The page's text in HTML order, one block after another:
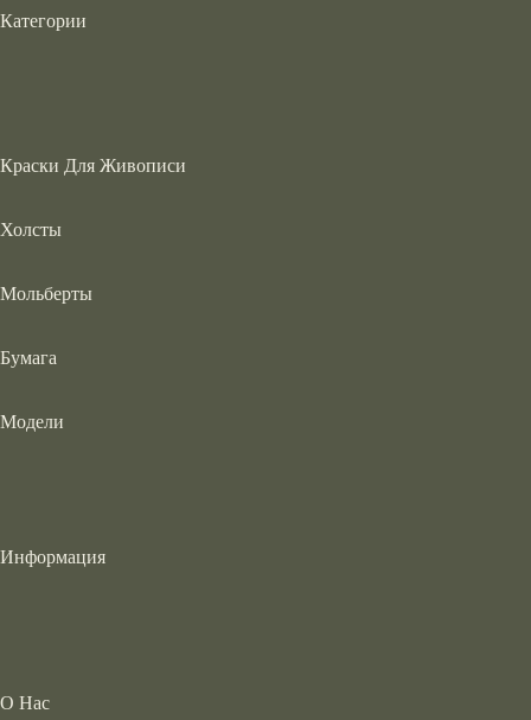
Категории
Краски Для Живописи
Холсты
Мольберты
Бумага
Модели
Информация
О Нас